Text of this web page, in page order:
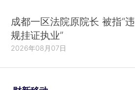
成都一区法院原院长 被指“违
规挂证执业”
2026年08月07日